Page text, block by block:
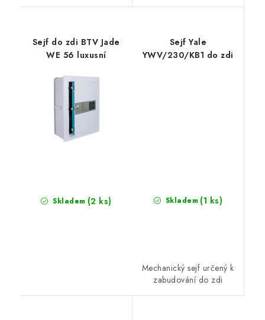
Sejf do zdi BTV Jade
WE 56 luxusní
Skladem (2 ks)
Sejf Yale
YWV/230/KB1 do zdi
Skladem (1 ks)
Mechanický sejf určený k
zabudování do zdi